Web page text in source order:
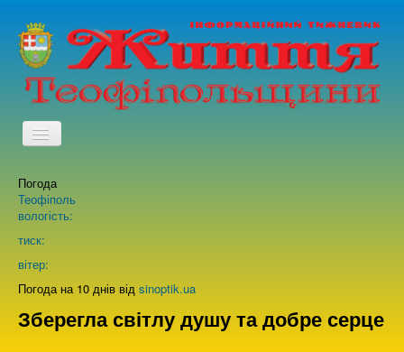
TPL_PROTOSTAR_TOGGLE_MENU
Про нас
Зворотній зв'язок
Погода
Теофіполь
вологість:
тиск:
вітер:
Погода на 10 днів від sinoptik.ua
Зберегла світлу душу та добре серце